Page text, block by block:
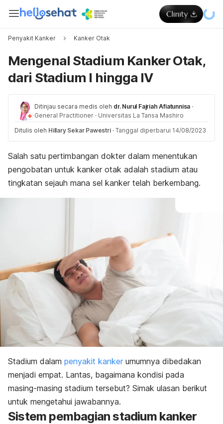
Penyakit Kanker Kanker Otak
Mengenal Stadium Kanker Otak,
dari Stadium I hingga IV
Ditinjau secara medis oleh dr. Nurul Fajriah Afiatunnisa ·
General Practitioner · Universitas La Tansa Mashiro
Ditulis oleh Hillary Sekar Pawestri · Tanggal diperbarui 14/08/2023
Salah satu pertimbangan dokter dalam menentukan
pengobatan untuk kanker otak adalah stadium atau
tingkatan sejauh mana sel kanker telah berkembang.
Stadium dalam penyakit kanker umumnya dibedakan
menjadi empat. Lantas, bagaimana kondisi pada
masing-masing stadium tersebut? Simak ulasan berikut
untuk mengetahui jawabannya.
Sistem pembagian stadium kanker